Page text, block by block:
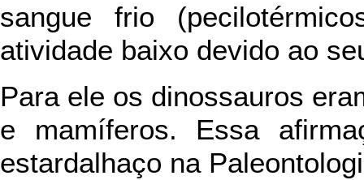
sangue frio
atividade baixo devido ao
Para ele os dinossauros
e mamíferos. Essa
estardalhaço na